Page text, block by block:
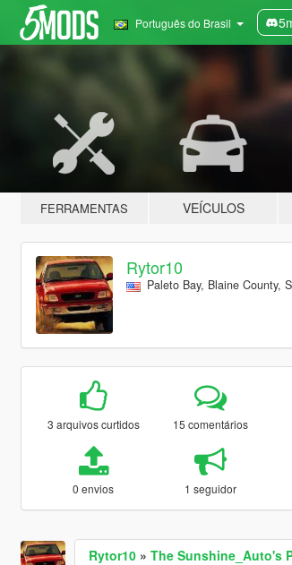
Português do Brasil
FERRAMENTAS VEÍCULOS
Rytor10
Paleto Bay, Blaine County,
3 arquivos curtidos 15 comentários
0 envios 1 seguidor
Rytor10» The Sunshine_Auto's